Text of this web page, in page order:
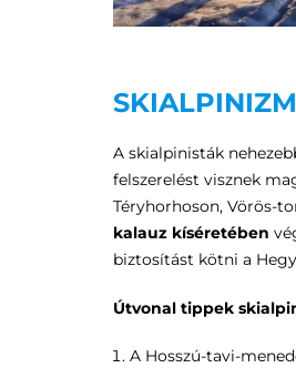
A skialpinisták
felszerelést visznek
Téryhorhoson, Vörös-
kalauz kíséretében
biztosítást kötni a
Útvonal tippek
A Hosszú-tavi-